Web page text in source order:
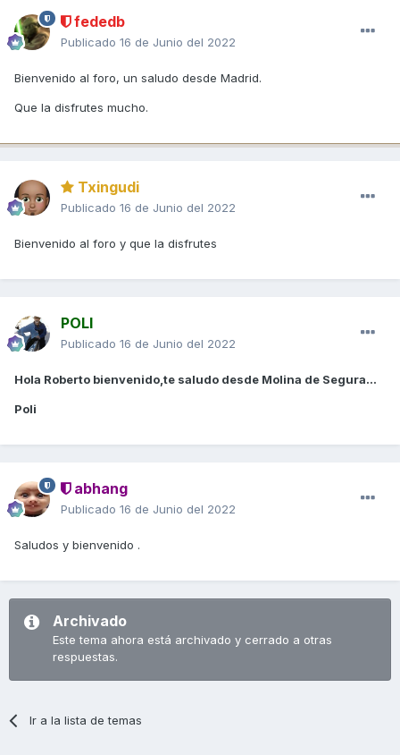
fededb
Publicado 16 de Junio del 2022
Bienvenido al foro, un saludo desde Madrid.
Que la disfrutes mucho.
Txingudi
Publicado 16 de Junio del 2022
Bienvenido al foro y que la disfrutes
POLI
Publicado 16 de Junio del 2022
Hola Roberto bienvenido,te saludo desde Molina de Segura...
Poli
abhang
Publicado 16 de Junio del 2022
Saludos y bienvenido .
Archivado
Este tema ahora está archivado y cerrado a otras
respuestas.
Ir a la lista de temas